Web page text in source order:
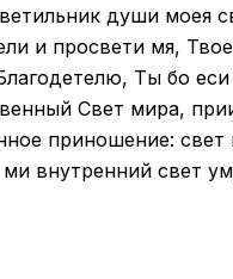
души моея
и просвети мя,
Ты бо еси
Свет мира,
приношение: свет
внутренний свет